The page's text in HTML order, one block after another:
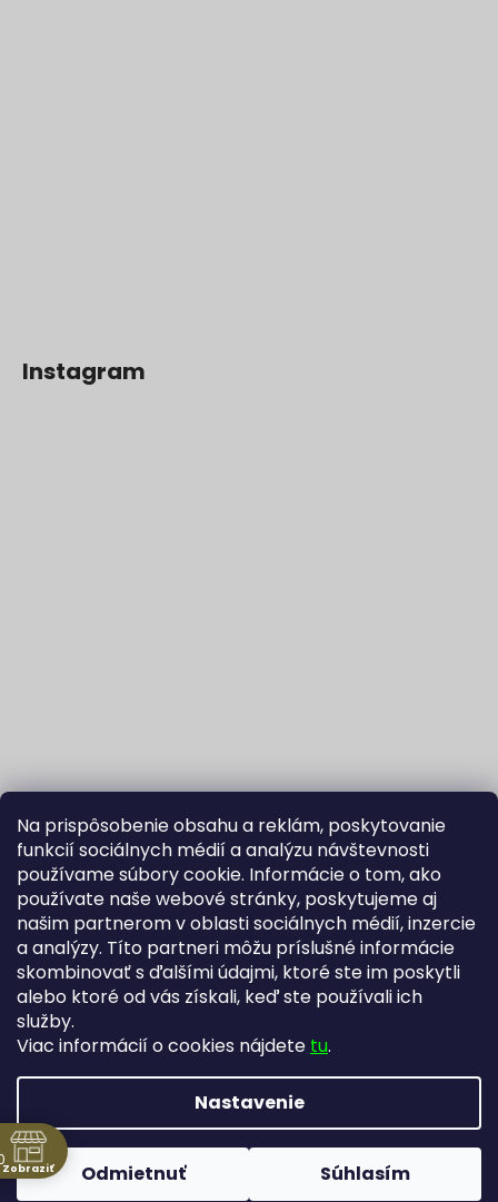
Na prispôsobenie obsahu a reklám, poskytovanie
funkcií sociálnych médií a analýzu návštevnosti
používame súbory cookie. Informácie o tom, ako
používate naše webové stránky, poskytujeme aj
našim partnerom v oblasti sociálnych médií, inzercie
a analýzy. Títo partneri môžu príslušné informácie
skombinovať s ďalšími údajmi, ktoré ste im poskytli
alebo ktoré od vás získali, keď ste používali ich
služby.
Viac informácií o cookies nájdete tu.
Nastavenie
Odmietnuť Súhlasím
Instagram
Sledovať na Instagrame
Fortuna Aurum na Heureka.sk
Copyright 2026Zlatníctvo Žatecký, s.r.o.. Všetky práva
vyhradené.
Upraviť nastavenie cookies
Zobraziť